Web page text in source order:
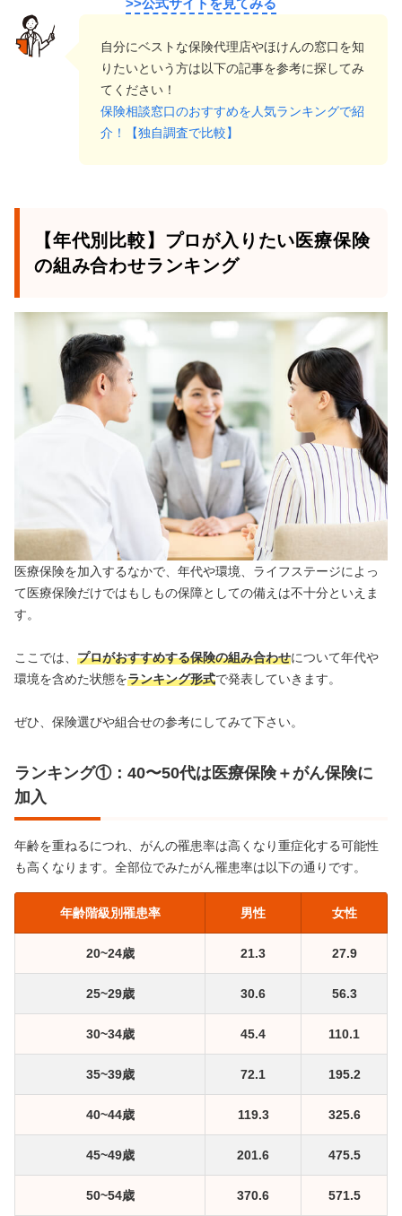
自分にベストな保険代理店やほけんの窓口を知
りたいという方は以下の記事を参考に探してみ
てください！
保険相談窓口のおすすめを人気ランキングで紹
介！【独自調査で比較】
【年代別比較】プロが入りたい医療保険
の組み合わせランキング
医療保険を加入するなかで、年代や環境、ライフステージによっ
て医療保険だけではもしもの保障としての備えは不十分といえま
す。
ここでは、 プロがおすすめする保険の組み合わせについて年代や
環境を含めた状態をランキング形式で発表していきます。
ぜひ、保険選びや組合せの参考にしてみて下さい。
ランキング①：40〜50代は医療保険＋がん保険に
加入
年齢を重ねるにつれ、がんの罹患率は高くなり重症化する可能性
も高くなります。全部位でみたがん罹患率は以下の通りです。
年齢階級別罹患率 男性 女性
20~24歳 21.3 27.9
25~29歳 30.6 56.3
30~34歳 45.4 110.1
35~39歳 72.1 195.2
40~44歳 119.3 325.6
45~49歳 201.6 475.5
50~54歳 370.6 571.5